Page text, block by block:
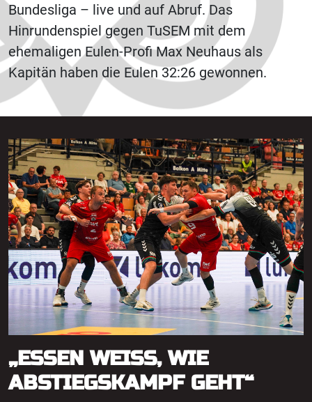
Bundesliga – live und auf Abruf. Das
Hinrundenspiel gegen TuSEM mit dem
ehemaligen Eulen-Profi Max Neuhaus als
Kapitän haben die Eulen 32:26 gewonnen.
„ESSEN WEISS, WIE A
BSTIEGSKAMPF GEHT“